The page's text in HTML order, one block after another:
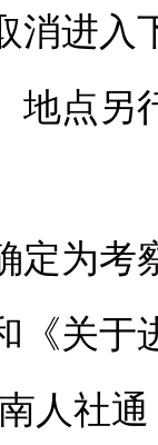
消进入
地点另
为考
《关于
人社